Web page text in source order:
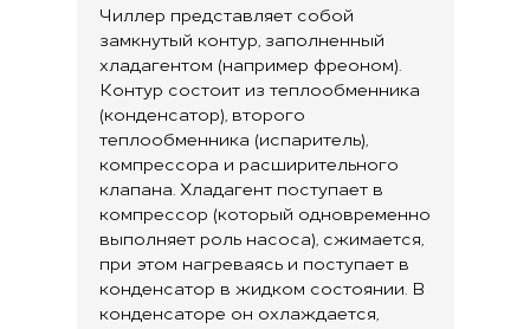
Чиллер представляет собой
замкнутый контур, заполненный
хладагентом (например фреоном).
Контур состоит из теплообменника
(конденсатор), второго
теплообменника (испаритель),
компрессора и расширительного
клапана. Хладагент поступает в
компрессор (который одновременно
выполняет роль насоса), сжимается,
при этом нагреваясь и поступает в
конденсатор в жидком состоянии. В
конденсаторе он охлаждается,